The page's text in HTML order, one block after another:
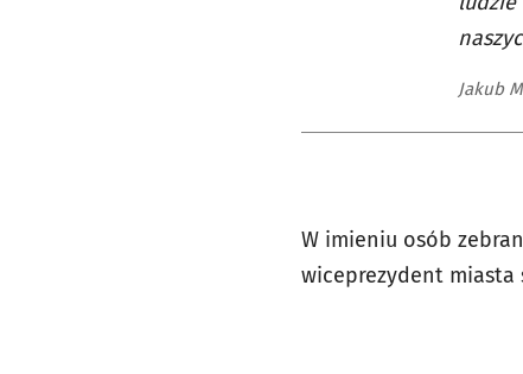
Jakub
W imieniu osób
wiceprezydent